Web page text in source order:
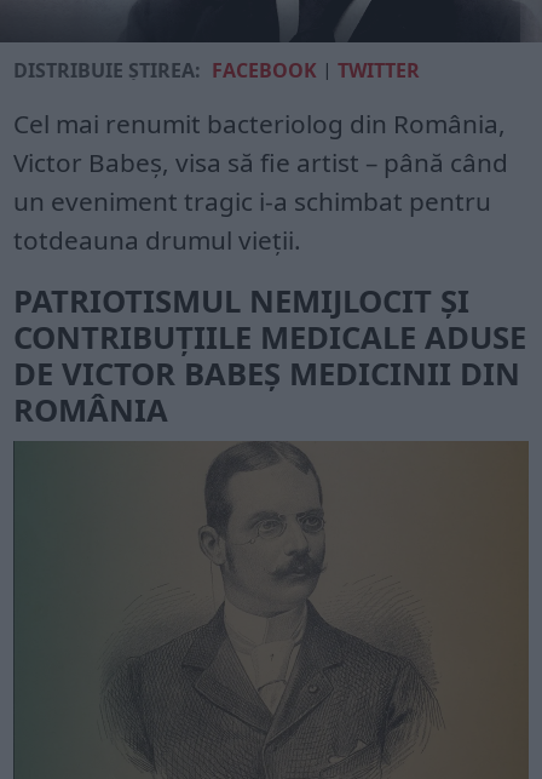
DISTRIBUIE ȘTIREA: FACEBOOK |TWITTER
Cel mai renumit bacteriolog din România,
Victor Babeș, visa să fie artist – până când
un eveniment tragic i-a schimbat pentru
totdeauna drumul vieții.
PATRIOTISMUL NEMIJLOCIT ȘI
CONTRIBUȚIILE MEDICALE ADUSE
DE VICTOR BABEȘ MEDICINII DIN
ROMÂNIA